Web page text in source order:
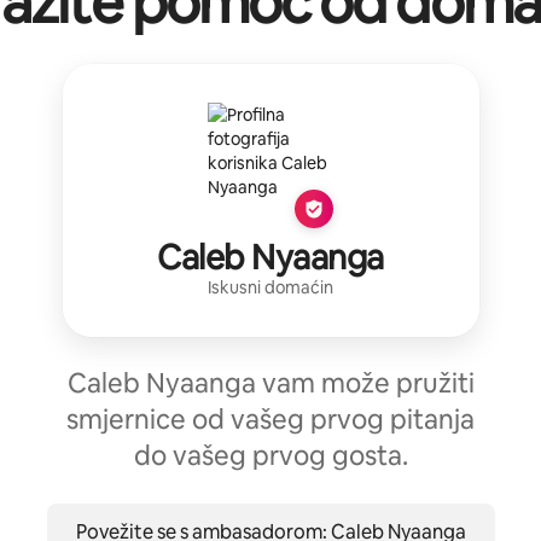
Caleb Nyaanga
Iskusni domaćin
Caleb Nyaanga vam može pružiti
smjernice od vašeg prvog pitanja
do vašeg prvog gosta.
Povežite se s ambasadorom: Caleb Nyaanga